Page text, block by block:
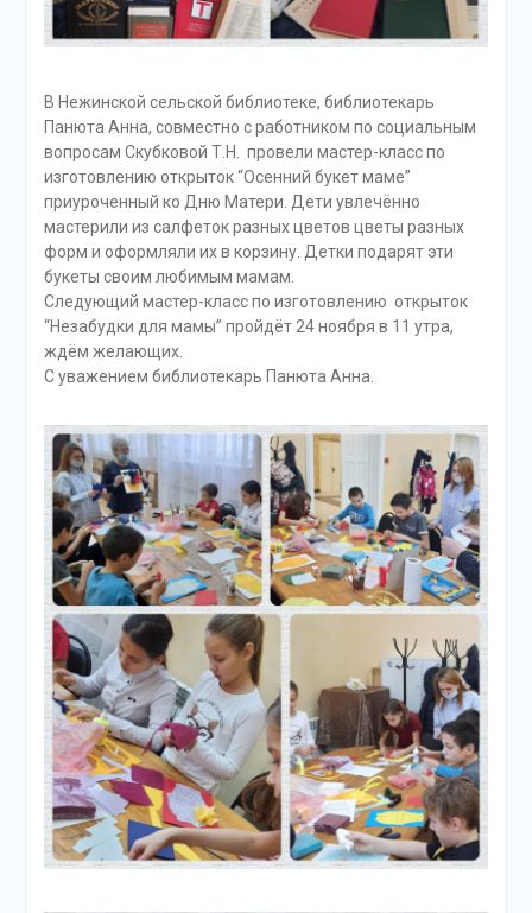
В Нежинской сельской библиотеке, библиотекарь
Панюта Анна, совместно с работником по социальным
вопросам Скубковой Т.Н. провели мастер-класс по
изготовлению открыток “Осенний букет маме”
приуроченный ко Дню Матери. Дети увлечённо
мастерили из салфеток разных цветов цветы разных
форм и оформляли их в корзину. Детки подарят эти
букеты своим любимым мамам.
Следующий мастер-класс по изготовлению открыток
“Незабудки для мамы” пройдёт 24 ноября в 11 утра,
ждём желающих.
С уважением библиотекарь Панюта Анна.